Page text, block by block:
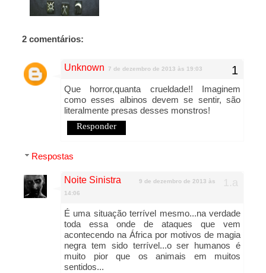
2 comentários:
Unknown 7 de dezembro de 2013 às 19:03
Que horror,quanta crueldade!! Imaginem
como esses albinos devem se sentir, são
literalmente presas desses monstros!
Responder
Respostas
Noite Sinistra
9 de dezembro de 2013 às
14:06
É uma situação terrível mesmo...na verdade
toda essa onde de ataques que vem
acontecendo na África por motivos de magia
negra tem sido terrível...o ser humanos é
muito pior que os animais em muitos
sentidos...